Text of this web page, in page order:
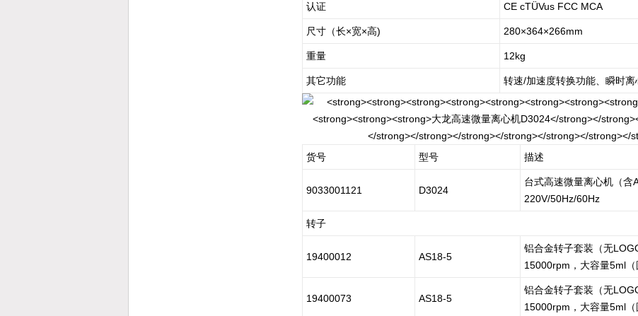
认证 CE cTÜVus FCC MCA
尺寸（长×宽×高) 280×364×266mm
重量 12kg
其它功能 转速/加速度转换功能、瞬时
货号 型号 描述
9033001121 D3024
台式高速微量离心机（含
220V/50Hz/60Hz
转子
19400012 AS18-5
铝合金转子套装（无
15000rpm，大容量5ml
19400073 AS18-5
铝合金转子套装（无
15000rpm，大容量5ml（